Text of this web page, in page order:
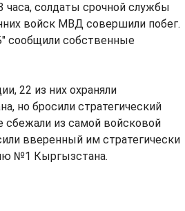
часа, солдаты срочной службы
войск МВД совершили побег.
сообщили собственные
22 из них охраняли
но бросили стратегический
сбежали из самой войсковой
вверенный им стратегически
№1 Кыргызстана.